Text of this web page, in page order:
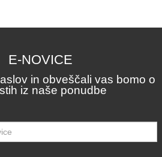
E-NOVICE
in obveščali vas bomo o
iz naše ponudbe